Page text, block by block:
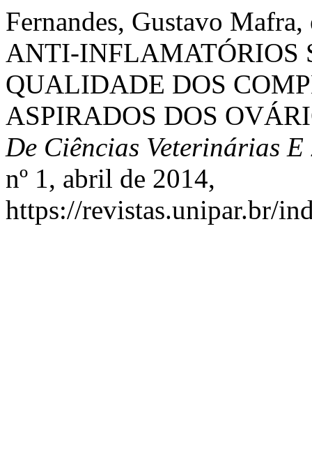
Fernandes, Gustavo
ANTI-INFLAMATÓRIOS
QUALIDADE DOS
ASPIRADOS DOS
De Ciências Veterinárias
nº 1, abril de 2014,
https://revistas.unipar.br/